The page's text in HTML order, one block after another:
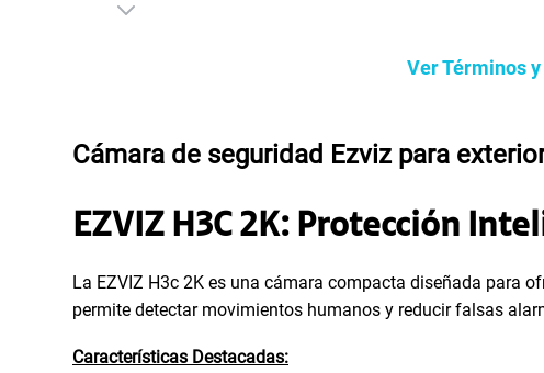
Ver Términos
Cámara de seguridad Ezviz para
EZVIZ H3C 2K: Protección
La EZVIZ H3c 2K es una cámara compacta diseñada para
permite detectar movimientos humanos y reducir falsas
Características Destacadas: